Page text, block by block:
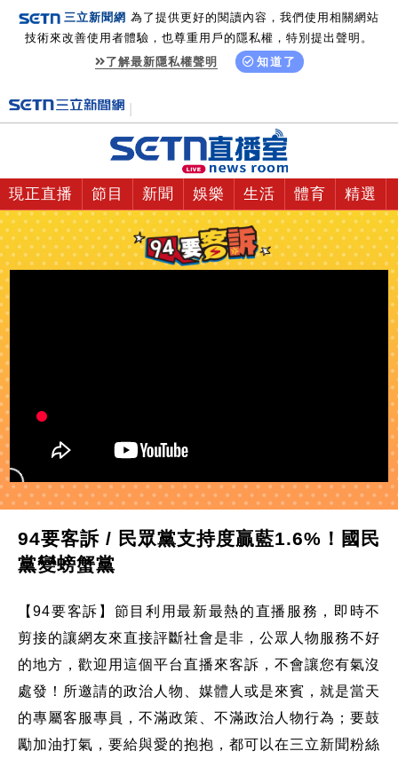
三立新聞網 為了提供更好的閱讀內容，我們使用相關網站
技術來改善使用者體驗，也尊重用戶的隱私權，特別提出聲明。
了解最新隱私權聲明
知道了
現正直播 節目 新聞 娛樂 生活 體育 精選
94要客訴 / 民眾黨支持度贏藍1.6%！國民
黨變螃蟹黨
【94要客訴】節目利用最新最熱的直播服務，即時不
剪接的讓網友來直接評斷社會是非，公眾人物服務不好
的地方，歡迎用這個平台直播來客訴，不會讓您有氣沒
處發！所邀請的政治人物、媒體人或是來賓，就是當天
的專屬客服專員，不滿政策、不滿政治人物行為；要鼓
勵加油打氣，要給與愛的抱抱，都可以在三立新聞粉絲